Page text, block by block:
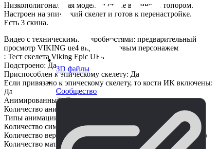
3D файлы
Сообщество
Низкополигональная модель в стиле викинга с топором.
Настроен на эпический скелет и готов к перенастройке.
Есть 3 скина.
Видео с техническими подробностями: предварительный
просмотр VIKING ue4 видео с готовым персонажем
: Тест скелета Viking Epic UE4
Подстроено: Да
Приспособлен к эпическому скелету: Да
Если привязано к эпическому скелету, то кости ИК включены:
Да
Анимированный: Да
Количество анимаций: 3
Типы анимации: На месте
Количество символов: 1
Количество вершин символов: 18 956 (символ); 1575 (топор)
Количество материалов и экземпляров материалов: 8